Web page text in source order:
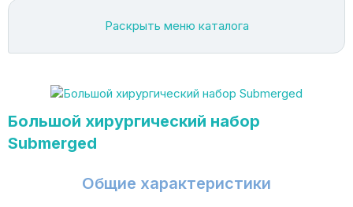
Раскрыть меню каталога
Большой хирургический набор
Submerged
Общие характеристики